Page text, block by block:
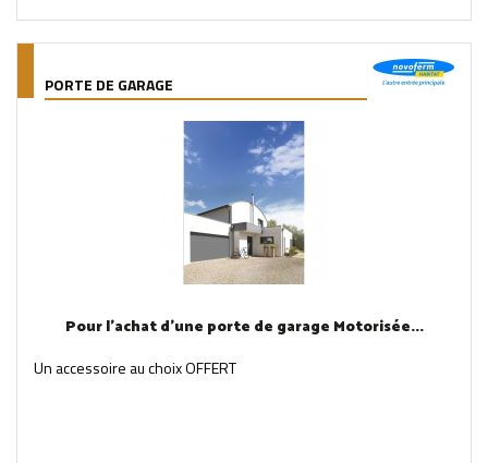
PORTE DE GARAGE
Pour l'achat d'une porte de garage Motorisée...
Un accessoire au choix OFFERT